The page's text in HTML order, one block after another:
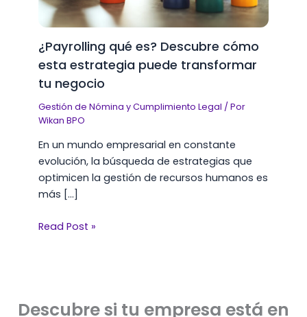
¿Payrolling qué es? Descubre cómo
esta estrategia puede transformar
tu negocio
Gestión de Nómina y Cumplimiento Legal / Por
Wikan BPO
En un mundo empresarial en constante
evolución, la búsqueda de estrategias que
optimicen la gestión de recursos humanos es
más […]
Read Post »
Descubre si tu empresa está en